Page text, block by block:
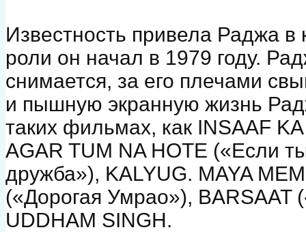
Известность привела Раджа в
роли он начал в 1979 году.
снимается, за его плечами
и пышную экранную жизнь
таких фильмах, как INSAAF
AGAR TUM NA HOTE («Если
дружба»), KALYUG. MAYA
(«Дорогая Умрао»),
UDDHAM SINGH.